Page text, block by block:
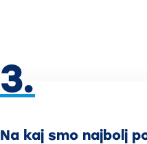
3.
Na kaj smo najbolj